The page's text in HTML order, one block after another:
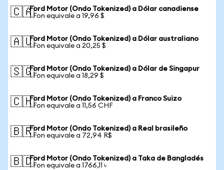
🇨🇦Ford Motor (Ondo Tokenized) a Dólar canadiense
1 Fon equivale a 19,96 $
🇦🇺Ford Motor (Ondo Tokenized) a Dólar australiano
1 Fon equivale a 20,25 $
🇸🇬Ford Motor (Ondo Tokenized) a Dólar de Singapur
1 Fon equivale a 18,29 $
🇨🇭Ford Motor (Ondo Tokenized) a Franco Suizo
1 Fon equivale a 11,56 CHF
🇧🇷Ford Motor (Ondo Tokenized) a Real brasileño
1 Fon equivale a 72,94 R$
🇧🇩Ford Motor (Ondo Tokenized) a Taka de Bangladés
1 Fon equivale a 1766,11 ৳